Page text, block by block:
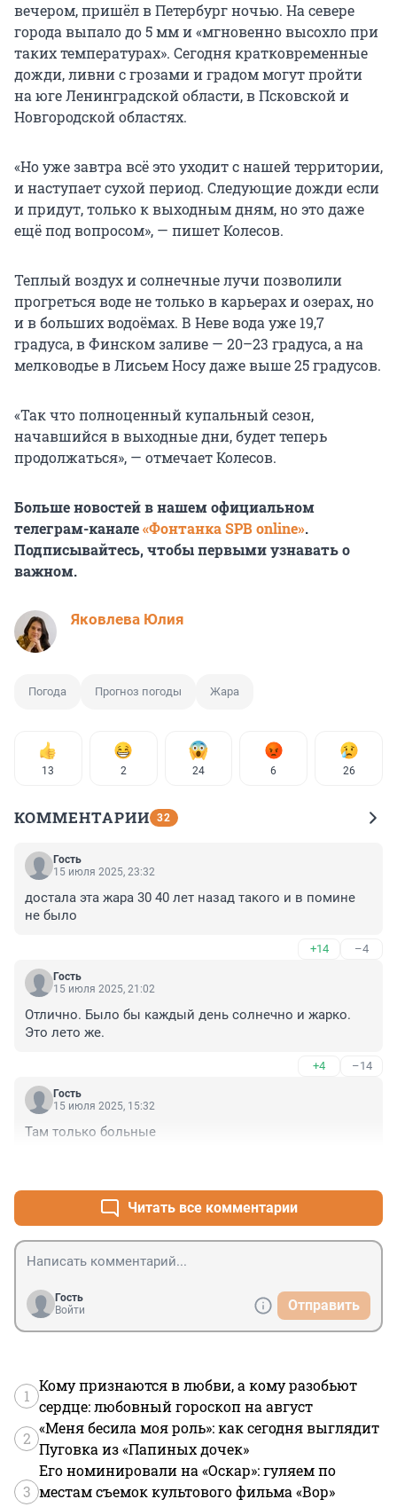
вечером, пришёл в Петербург ночью. На севере
города выпало до 5 мм и «мгновенно высохло при
таких температурах». Сегодня кратковременные
дожди, ливни с грозами и градом могут пройти
на юге Ленинградской области, в Псковской и
Новгородской областях.
«Но уже завтра всё это уходит с нашей территории,
и наступает сухой период. Следующие дожди если
и придут, только к выходным дням, но это даже
ещё под вопросом», — пишет Колесов.
Теплый воздух и солнечные лучи позволили
прогреться воде не только в карьерах и озерах, но
и в больших водоёмах. В Неве вода уже 19,7
градуса, в Финском заливе — 20–23 градуса, а на
мелководье в Лисьем Носу даже выше 25 градусов.
«Так что полноценный купальный сезон,
начавшийся в выходные дни, будет теперь
продолжаться», — отмечает Колесов.
Больше новостей в нашем официальном
телеграм-канале«Фонтанка SPB online».
Подписывайтесь, чтобы первыми узнавать о
важном.
Яковлева Юлия
Погода Прогноз погоды Жара
13 2 24 6 26
КОММЕНТАРИИ 32
Гость
15 июля 2025, 23:32
достала эта жара 30 40 лет назад такого и в помине
не было
+14 –4
Гость
15 июля 2025, 21:02
Отлично. Было бы каждый день солнечно и жарко.
Это лето же.
+4 –14
Гость
15 июля 2025, 15:32
Там только больные
Читать все комментарии
Гость
Войти
Отправить
1
Кому признаются в любви, а кому разобьют
сердце: любовный гороскоп на август
2
«Меня бесила моя роль»: как сегодня выглядит
Пуговка из «Папиных дочек»
3
Его номинировали на «Оскар»: гуляем по
местам съемок культового фильма «Вор»